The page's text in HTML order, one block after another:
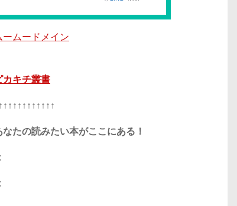
ームードメイン
カキチ叢書
なたの読みたい本がここにある！